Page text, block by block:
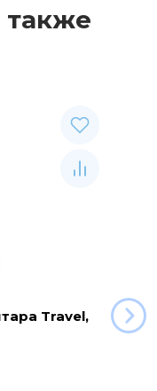
Travel,